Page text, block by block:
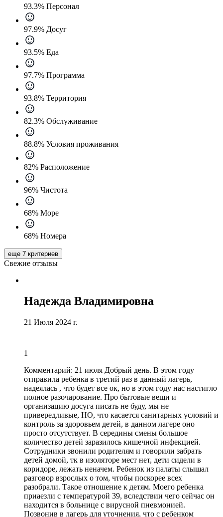
93.3% Персонал
97.9% Досуг
93.5% Еда
97.7% Программа
93.8% Территория
82.3% Обслуживание
88.8% Условия проживания
82% Расположение
96% Чистота
68% Море
68% Номера
еще 7 критериев
Свежие отзывы
Надежда Владимировна
21 Июля 2024 г.
1
Комментарий: 21 июля Добрый день. В этом году
отправила ребенка в третий раз в данный лагерь,
надеялась , что будет все ок, но в этом году нас настигло
полное разочарование. Про бытовые вещи и
организацию досуга писать не буду, мы не
привередливые, НО, что касается санитарных условий и
контроль за здоровьем детей, в данном лагере оно
просто отсутствует. В середины смены большое
количество детей заразилось кишечной инфекцией.
Сотрудники звонили родителям и говорили забрать
детей домой, тк в изоляторе мест нет, дети сидели в
коридоре, лежать неначем. Ребенок из палаты слышал
разговор взрослых о том, чтобы поскорее всех
разобрали. Такое отношение к детям. Моего ребенка
приаезли с температурой 39, вследствии чего сейчас он
находится в больнице с вирусной пневмонией.
Позвонив в лагерь для уточнения, что с ребенком